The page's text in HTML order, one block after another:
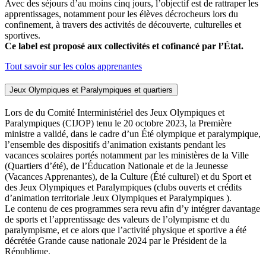
Avec des séjours d’au moins cinq jours, l’objectif est de rattraper les
apprentissages, notamment pour les élèves décrocheurs lors du
confinement, à travers des activités de découverte, culturelles et
sportives.
Ce label est proposé aux collectivités et cofinancé par l’État.
Tout savoir sur les colos apprenantes
Jeux Olympiques et Paralympiques et quartiers
Lors de du Comité Interministériel des Jeux Olympiques et
Paralympiques (CIJOP) tenu le 20 octobre 2023, la Première
ministre a validé, dans le cadre d’un Été olympique et paralympique,
l’ensemble des dispositifs d’animation existants pendant les
vacances scolaires portés notamment par les ministères de la Ville
(Quartiers d’été), de l’Éducation Nationale et de la Jeunesse
(Vacances Apprenantes), de la Culture (Été culturel) et du Sport et
des Jeux Olympiques et Paralympiques (clubs ouverts et crédits
d’animation territoriale Jeux Olympiques et Paralympiques ).
Le contenu de ces programmes sera revu afin d’y intégrer davantage
de sports et l’apprentissage des valeurs de l’olympisme et du
paralympisme, et ce alors que l’activité physique et sportive a été
décrétée Grande cause nationale 2024 par le Président de la
République.